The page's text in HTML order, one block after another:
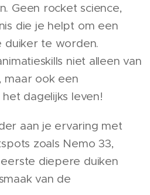
Geen rocket science,
die je helpt om een
duiker te worden.
niet alleen van
maar ook een
dagelijks leven!
aan je ervaring met
zoals Nemo 33,
diepere duiken
van de